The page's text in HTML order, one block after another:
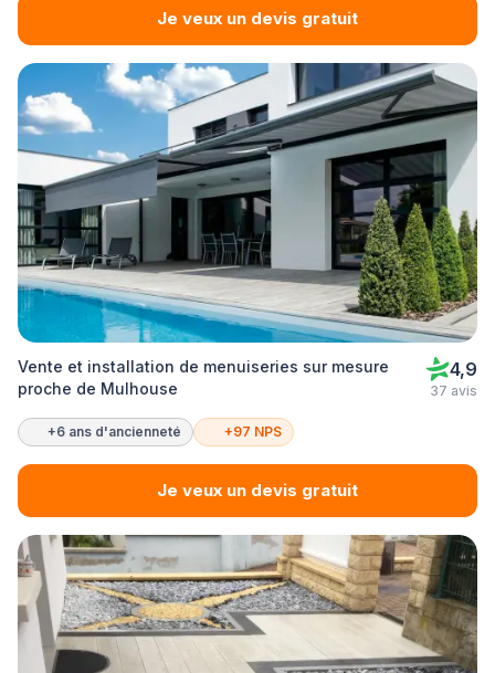
Je veux un devis gratuit
Vente et installation de menuiseries sur mesure
proche de Mulhouse
4,9
37 avis
+6 ans d'ancienneté +97 NPS
Je veux un devis gratuit